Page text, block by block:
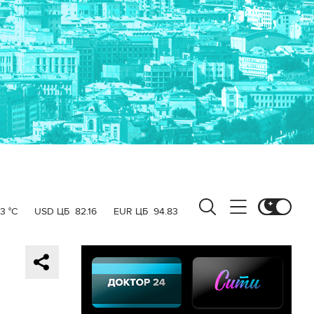
°C USD ЦБ 82.16 EUR ЦБ 94.83